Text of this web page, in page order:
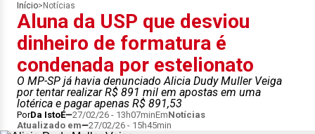
Início> Notícias
Aluna da USP que desviou
dinheiro de formatura é
condenada por estelionato
O MP-SP já havia denunciado Alicia Dudy Muller Veiga
por tentar realizar R$ 891 mil em apostas em uma
lotérica e pagar apenas R$ 891,53
PorDa IstoÉ 27/02/26 - 13h07minEmNotícias
Atualizado em
27/02/26 - 15h45min